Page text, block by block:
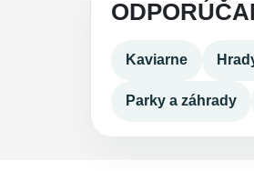
Kaviarne
Parky a záhrady